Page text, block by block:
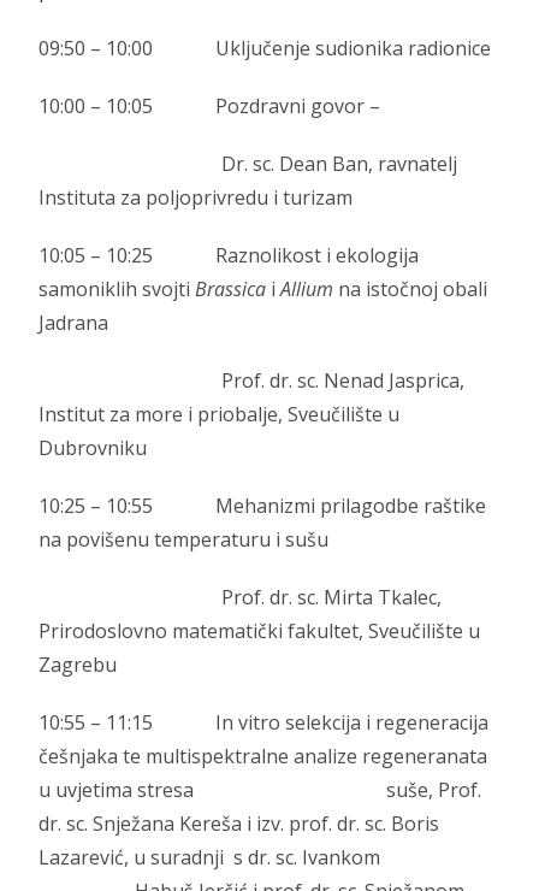
09:50 – 10:00 Uključenje sudionika radionice
10:00 – 10:05 Pozdravni govor –
Dr. sc. Dean Ban, ravnatelj
Instituta za poljoprivredu i turizam
10:05 – 10:25 Raznolikost i ekologija
samoniklih svojtiBrassica iAllium na istočnoj obali
Jadrana
Prof. dr. sc. Nenad Jasprica,
Institut za more i priobalje, Sveučilište u
Dubrovniku
10:25 – 10:55 Mehanizmi prilagodbe raštike
na povišenu temperaturu i sušu
Prof. dr. sc. Mirta Tkalec,
Prirodoslovno matematički fakultet, Sveučilište u
Zagrebu
10:55 – 11:15 In vitro selekcija i regeneracija
češnjaka te multispektralne analize regeneranata
u uvjetima stresa suše, Prof.
dr. sc. Snježana Kereša i izv. prof. dr. sc. Boris
Lazarević, u suradnji s dr. sc. Ivankom